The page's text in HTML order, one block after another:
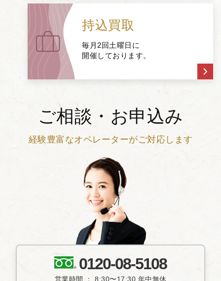
持込買取
毎月2回土曜日に
開催しております。
ご相談・お申込み
経験豊富なオペレーターがご対応します
0120-08-5108
営業時間 ： 8:30〜17:30 年中無休